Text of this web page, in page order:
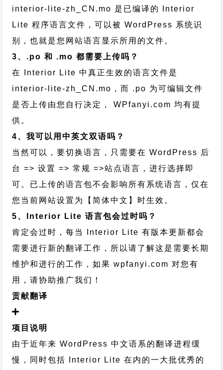
interior-lite-zh_CN.mo 是已编译的 Interior
Lite 程序语言文件，可以被 WordPress 系统识
别，也就是您网站语言显示所用的文件。
3、.po 和 .mo 都需要上传吗？
在 Interior Lite 中真正生效的语言文件是
interior-lite-zh_CN.mo，而 .po 为可编辑文件
是否上传由您自行决定， WPfanyi.com 均有提
供。
4、我可以用中英文双语吗？
当然可以，要切换语言，只需要在 WordPress 后
台 => 设置 => 常规 =>站点语言，进行选择即
可。已上传的语言包不会影响所有系统语言，仅在
您当前网站设置为【简体中文】时生效。
5、Interior Lite 语言包会过时吗？
肯定会过时，每当 Interior Lite 有版本更新都会
需要进行新的翻译工作，所以请了解这是需要长期
维护和进行的工作，如果 wpfanyi.com 对您有
用，请协助推广我们！
贡献翻译
项目说明
由于近年来 WordPress 中文语系的翻译进程缓
慢，同时包括 Interior Lite 在内的一大批优秀的